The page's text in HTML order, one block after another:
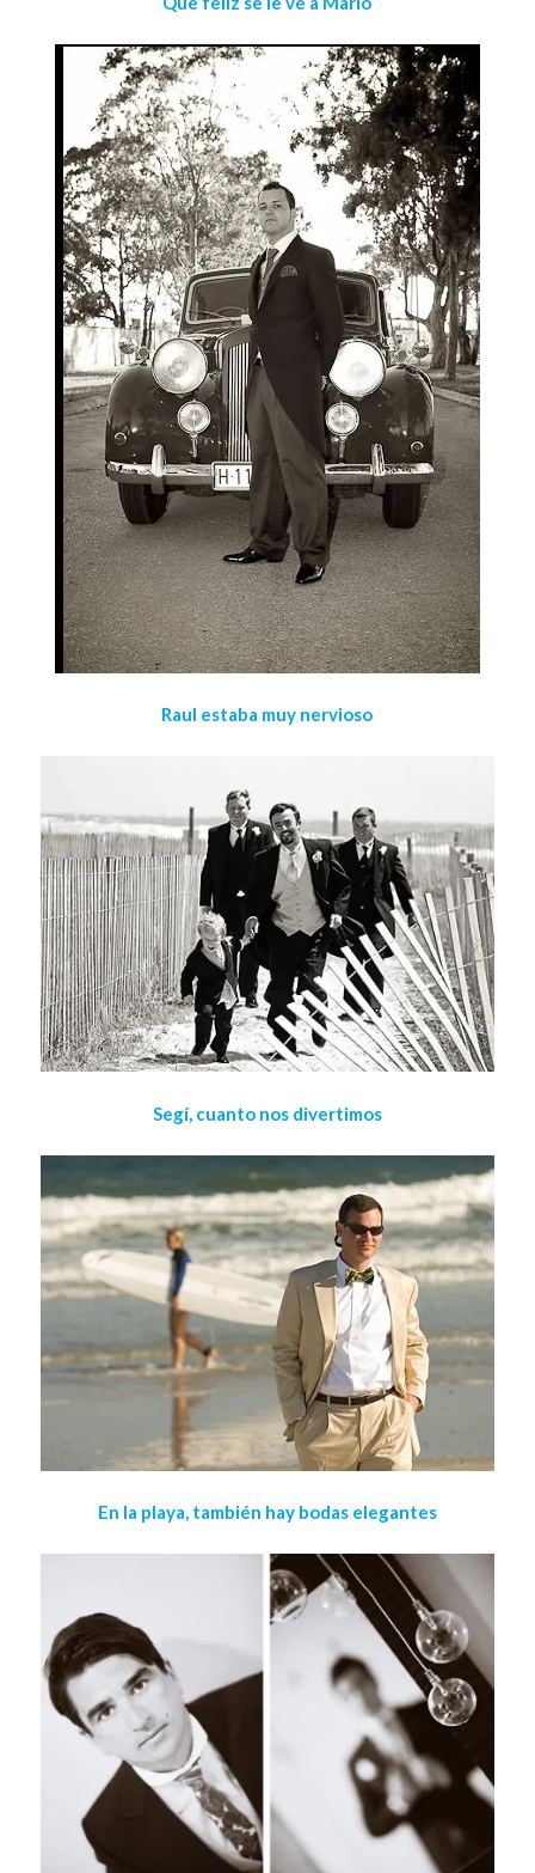
Raul estaba muy nervioso
Segí, cuanto nos divertimos
En la playa, también hay bodas elegantes